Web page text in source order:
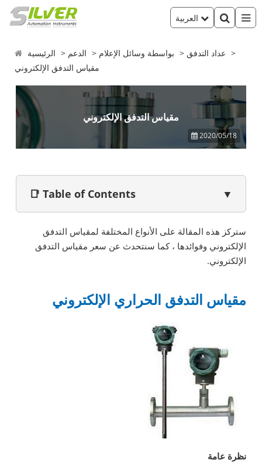
الرئيسية الدعم بواسطة وسائل الإعلام
عداد التدفق
مقياس التدفق الإلكتروني
مقياس التدفق الإلكتروني
2020/05/18
📑 Table of Contents ▼
ستركز هذه المقالة على الأنواع المختلفة لمقياس التدفق
الإلكتروني وفوائدها ، كما سنتحدث عن سعر مقياس التدفق
الإلكتروني.
مقياس التدفق الحراري الإلكتروني
نظرة عامة